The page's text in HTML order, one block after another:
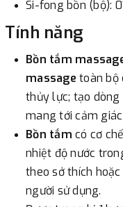
Si-fong bồn (bộ):
Tính năng
Bồn tắm
massage toàn bộ
thủy lực; tạo dòng
mang tới cảm
Bồn tắm có cơ
nhiệt độ nước
theo sở thích
người sử dụng.